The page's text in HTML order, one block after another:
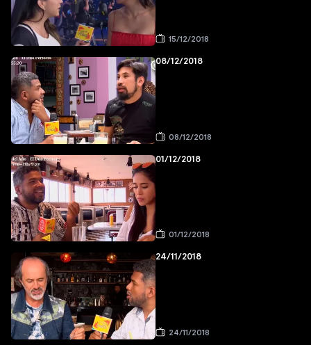
15/12/2018
08/12/2018
08/12/2018
01/12/2018
01/12/2018
24/11/2018
24/11/2018